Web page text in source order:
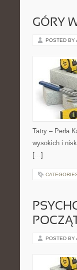
GÓRY
POSTED BY
Tatry – Perła
wysokich i
[…]
POSTED BY